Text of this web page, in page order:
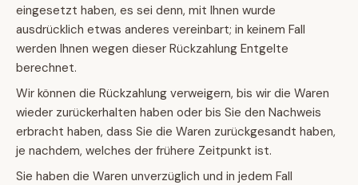
eingesetzt haben, es sei denn, mit Ihnen wurde
ausdrücklich etwas anderes vereinbart; in keinem Fall
werden Ihnen wegen dieser Rückzahlung Entgelte
berechnet.
Wir können die Rückzahlung verweigern, bis wir die Waren
wieder zurückerhalten haben oder bis Sie den Nachweis
erbracht haben, dass Sie die Waren zurückgesandt haben,
je nachdem, welches der frühere Zeitpunkt ist.
Sie haben die Waren unverzüglich und in jedem Fall